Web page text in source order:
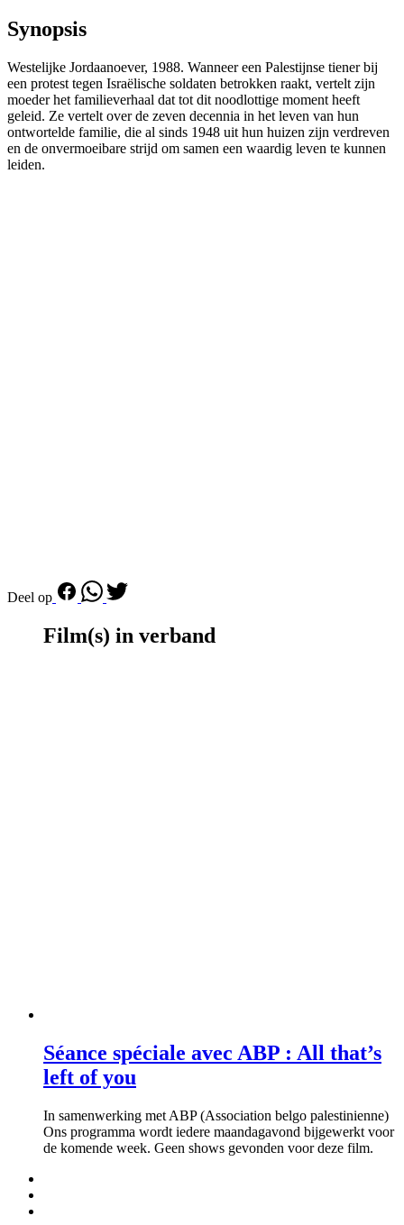
Synopsis
Westelijke Jordaanoever, 1988. Wanneer een Palestijnse tiener bij
een protest tegen Israëlische soldaten betrokken raakt, vertelt zijn
moeder het familieverhaal dat tot dit noodlottige moment heeft
geleid. Ze vertelt over de zeven decennia in het leven van hun
ontwortelde familie, die al sinds 1948 uit hun huizen zijn verdreven
en de onvermoeibare strijd om samen een waardig leven te kunnen
leiden.
Deel op
Film(s) in verband
Séance spéciale avec ABP : All that’s
left of you
In samenwerking met ABP (Association belgo palestinienne)
Ons programma wordt iedere maandagavond bijgewerkt voor
de komende week. Geen shows gevonden voor deze film.